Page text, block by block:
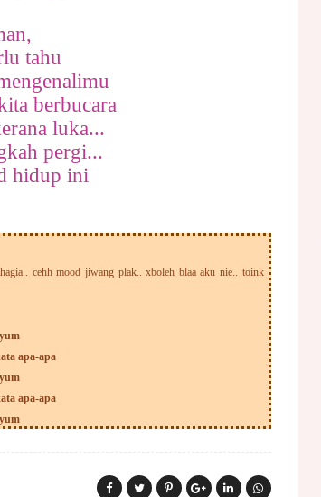
tahu
berbucara
luka...
pergi...
hidup ini
cehh mood jiwang plak.. xboleh blaa aku nie.. toink
apa-apa
apa-apa